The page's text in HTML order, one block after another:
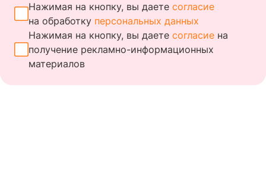
Нажимая на кнопку, вы даете согласие
на обработку персональных данных
Нажимая на кнопку, вы даете согласие на
получение рекламно-информационных
материалов